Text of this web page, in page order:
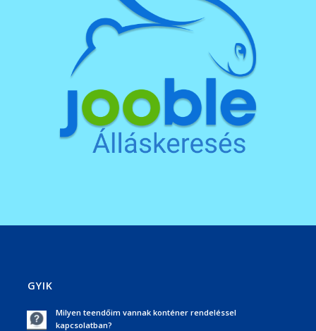
GYIK
Milyen teendőim vannak konténer rendeléssel
kapcsolatban?